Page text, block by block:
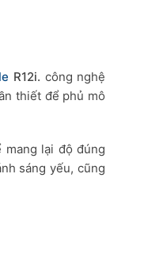
R12i. công nghệ
thiết để phủ mô
lại độ đúng
sáng yếu, cũng